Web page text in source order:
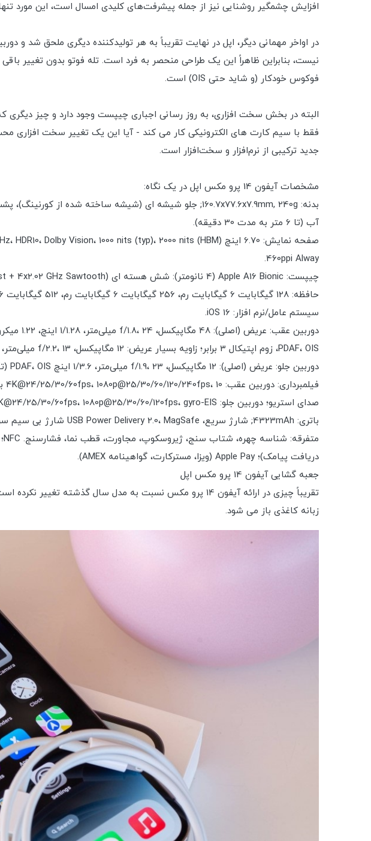
افزایش چشمگیر روشنایی نیز از جمله پیشرفت‌های کلیدی امسال است، این مورد
نیست، بنابراین ظاهراً این یک طراحی منحصر به فرد است. تله فوتو بدون تغییر
فوکوس خودکار (و شاید حتی OIS) است.
البته در بخش سخت افزاری، به روز رسانی اجباری چیپست وجود دارد و چیز
فقط با سیم کارت های الکترونیکی کار می کند - آیا این یک تغییر سخت
جدید ترکیبی از نرم‌افزار و سخت‌افزار است.
مشخصات آیفون 14 پرو مکس اپل در یک نگاه:
آب (تا 6 متر به مدت 30 دقیقه).
460ppi Alway.
چیپست: Apple A16 Bionic (4 نانومتر): شش هسته ای (2x3.46 GHz Everest + 4x2.02 GHz Sawtooth); GPU اپل (گرافیک 5 هسته ای).
حافظه: 128 گیگابایت 6 گیگابایت رم، 256 گیگابایت 6 گیگابایت رم، 512 گیگابایت 6 گیگابایت رم، 1 ترابایت 6 گیگابایت رم؛ NVMe.
سیستم عامل/نرم افزار: iOS 16.
PDAF، OIS، زوم اپتیکال 3 برابر؛ زاویه بسیار عریض: 12 مگاپیکسل، f/2.2، 13 میلی‌متر، 120˚، 1/2.55 اینچ، 1.4 میکرومتر، PDAF دو پیکسل؛ عمق: اسکنر TOF 3D LiDAR.
دوربین جلو: عریض (اصلی): 12 مگاپیکسل، f/1.9، 23 میلی‌متر، 1/3.6 اینچ PDAF، OIS (تأیید نشده)؛ عمق: SL 3D.
صدای استریو؛ دوربین جلو: 4K@24/25/30/60fps، 1080p@25/30/60/120fps، gyro-EIS.
باتری: 4323mAh; شارژ سریع، USB Power Delivery 2.0، MagSafe شارژ بی سیم سریع 15 وات، شارژ بی سیم Qi 7.5 وات.
دریافت پیامک)؛ Apple Pay (ویزا، مسترکارت، گواهینامه AMEX).
جعبه گشایی آیفون 14 پرو مکس اپل
تقریباً چیزی در ارائه آیفون 14 پرو مکس نسبت به مدل
زبانه کاغذی باز می شود.